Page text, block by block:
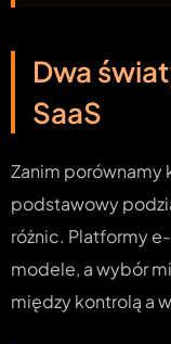
Dwa
SaaS
Zanim porównamy
podstawowy
różnic. Platformy
modele, a wybór
między kontrolą a